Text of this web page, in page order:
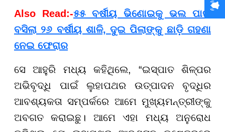
Also Read:-୫୫ ବର୍ଷୀୟ ଭିଣୋଇକୁ ଭଲ ପାଇ
ବସିଲା ୨୬ ବର୍ଷୀୟ ଶାଳି, ଦୁଇ ପିଲାଙ୍କୁ ଛାଡ଼ି ଗହଣା
ନେଇ ଫେରାର
ସେ ଆହୁରି ମଧ୍ୟ କହିଥିଲେ, “ଇସ୍ପାତ ଶିଳ୍ପର
ଅଭିବୃଦ୍ଧି ପାଇଁ ଲୁହାପଥର ଉତ୍ପାଦନ ବୃଦ୍ଧିର
ଆବଶ୍ୟକତା ସମ୍ପର୍କରେ ଆମେ ମୁଖ୍ୟମନ୍ତ୍ରୀଙ୍କୁ
ଅବଗତ କରାଇଛୁ। ଆମେ ଏହା ମଧ୍ୟ ଅନୁରୋଧ